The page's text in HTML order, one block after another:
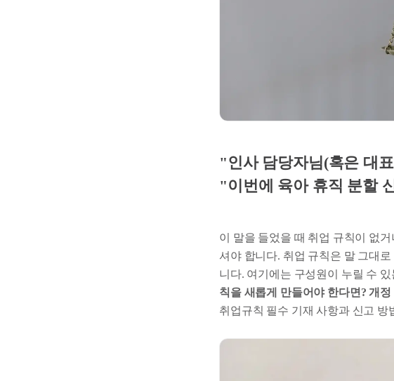
"인사 담당자님(혹은 대
"이번에 육아 휴직 분할
이 말을 들었을 때 취업 규칙이 없
셔야 합니다. 취업 규칙은 말 그대
니다. 여기에는 구성원이 누릴 수
칙을 새롭게 만들어야 한다면? 개
취업규칙 필수 기재 사항과 신고 방